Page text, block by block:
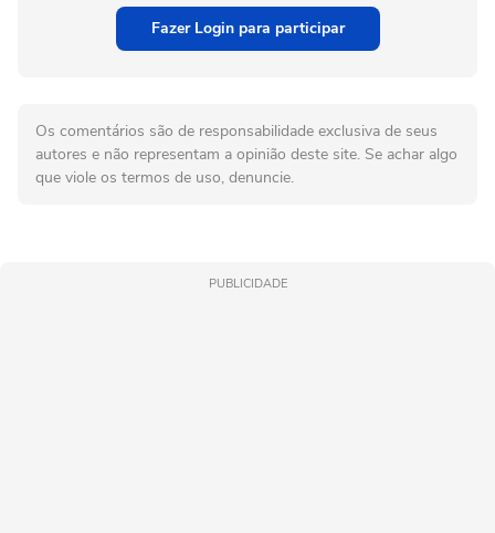
Fazer Login para participar
Os comentários são de responsabilidade exclusiva de seus
autores e não representam a opinião deste site. Se achar algo
que viole os termos de uso, denuncie.
PUBLICIDADE